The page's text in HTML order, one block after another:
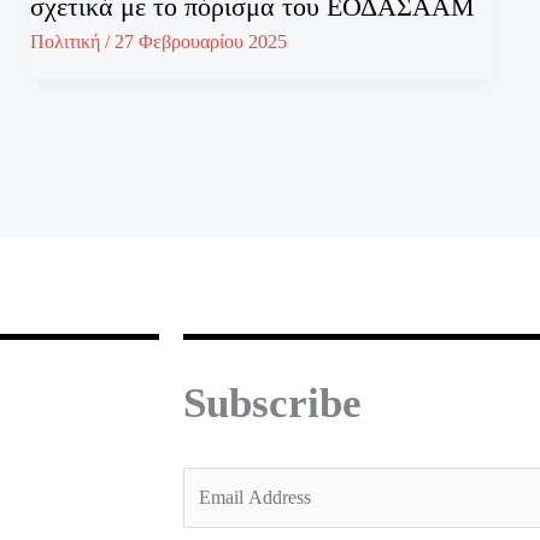
σχετικά με το πόρισμα του ΕΟΔΑΣΑΑΜ
Πολιτική/27 Φεβρουαρίου 2025
Subscribe